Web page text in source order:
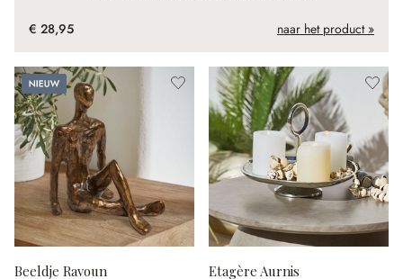
€ 28,95 naar het product »
Nieuw
Beeldje Ravoun Etagère Aurnis